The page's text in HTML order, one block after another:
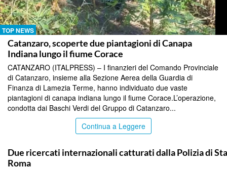
TOP NEWS
Catanzaro, scoperte due piantagioni di Canapa
Indiana lungo il fiume Corace
CATANZARO (ITALPRESS) – I finanzieri del Comando Provinciale
di Catanzaro, insieme alla Sezione Aerea della Guardia di
Finanza di Lamezia Terme, hanno individuato due vaste
piantagioni di canapa indiana lungo il fiume Corace.L’operazione,
condotta dai Baschi Verdi del Gruppo di Catanzaro...
Continua a Leggere
Due ricercati internazionali catturati dalla Polizia di
Roma